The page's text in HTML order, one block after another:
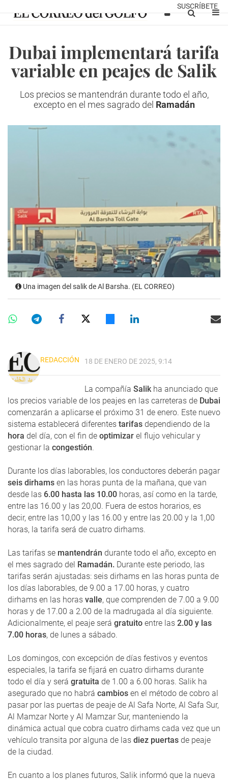
SUSCRÍBETE
Dubai implementará tarifa
variable en peajes de Salik
Los precios se mantendrán durante todo el año,
excepto en el mes sagrado del Ramadán
Una imagen del salik de Al Barsha. (EL CORREO)
REDACCIÓN 18 DE ENERO DE 2025, 9:14
La compañía Salik ha anunciado que
los precios variable de los peajes en las carreteras de Dubai
comenzarán a aplicarse el próximo 31 de enero. Este nuevo
sistema establecerá diferentes tarifas dependiendo de la
hora del día, con el fin de optimizar el flujo vehicular y
gestionar la congestión.
Durante los días laborables, los conductores deberán pagar
seis dirhams en las horas punta de la mañana, que van
desde las 6.00 hasta las 10.00 horas, así como en la tarde,
entre las 16.00 y las 20,00. Fuera de estos horarios, es
decir, entre las 10,00 y las 16.00 y entre las 20.00 y la 1,00
horas, la tarifa será de cuatro dirhams.
Las tarifas se mantendrán durante todo el año, excepto en
el mes sagrado del Ramadán. Durante este periodo, las
tarifas serán ajustadas: seis dirhams en las horas punta de
los días laborables, de 9.00 a 17.00 horas, y cuatro
dirhams en las horas valle, que comprenden de 7.00 a 9.00
horas y de 17.00 a 2.00 de la madrugada al día siguiente.
Adicionalmente, el peaje será gratuito entre las 2.00 y las
7.00 horas, de lunes a sábado.
Los domingos, con excepción de días festivos y eventos
especiales, la tarifa se fijará en cuatro dirhams durante
todo el día y será gratuita de 1.00 a 6.00 horas. Salik ha
asegurado que no habrá cambios en el método de cobro al
pasar por las puertas de peaje de Al Safa Norte, Al Safa Sur,
Al Mamzar Norte y Al Mamzar Sur, manteniendo la
dinámica actual que cobra cuatro dirhams cada vez que un
vehículo transita por alguna de las diez puertas de peaje
de la ciudad.
En cuanto a los planes futuros, Salik informó que la nueva